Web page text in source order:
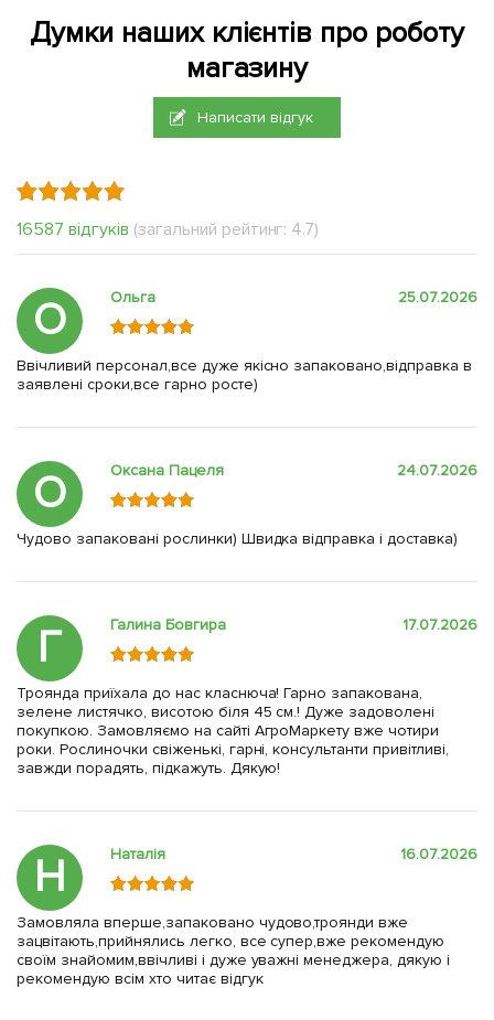
Думки наших клієнтів про роботу
магазину
Написати відгук
16587 відгуків (загальний рейтинг: 4.7)
О Ольга 25.07.2026
Ввічливий персонал,все дуже якісно запаковано,відправка в
заявлені сроки,все гарно росте)
О Оксана Пацеля 24.07.2026
Чудово запаковані рослинки) Швидка відправка і доставка)
Г Галина Бовгира 17.07.2026
Троянда приїхала до нас класнюча! Гарно запакована,
зелене листячко, висотою біля 45 см.! Дуже задоволені
покупкою. Замовляємо на сайті АгроМаркету вже чотири
роки. Рослиночки свіженькі, гарні, консультанти привітливі,
завжди порадять, підкажуть. Дякую!
Н Наталія 16.07.2026
Замовляла вперше,запаковано чудово,троянди вже
зацвітають,прийнялись легко, все супер,вже рекомендую
своїм знайомим,ввічливі і дуже уважні менеджера, дякую і
рекомендую всім хто читає відгук